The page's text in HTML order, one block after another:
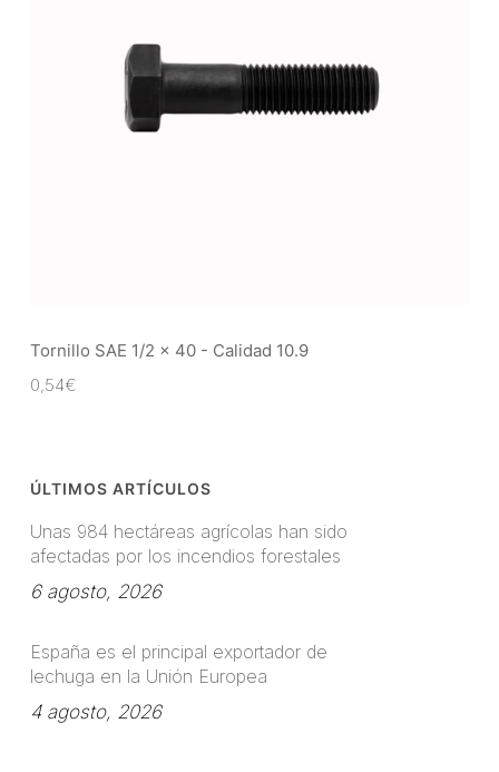
Tornillo SAE 1/2 x 40 - Calidad 10.9
0,54€
ÚLTIMOS ARTÍCULOS
Unas 984 hectáreas agrícolas han sido
afectadas por los incendios forestales
6 agosto, 2026
España es el principal exportador de
lechuga en la Unión Europea
4 agosto, 2026